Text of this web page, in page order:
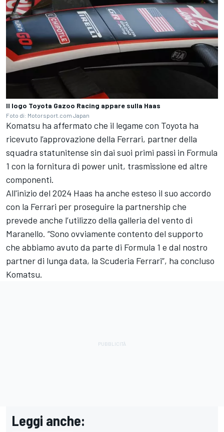
Il logo Toyota Gazoo Racing appare sulla Haas
Foto di: Motorsport.com Japan
Komatsu ha affermato che il legame con Toyota ha
ricevuto l’approvazione della Ferrari, partner della
squadra statunitense sin dai suoi primi passi in Formula
1 con la fornitura di power unit, trasmissione ed altre
componenti.
All'inizio del 2024 Haas ha anche esteso il suo accordo
con la Ferrari per proseguire la partnership che
prevede anche l’utilizzo della galleria del vento di
Maranello. “Sono ovviamente contento del supporto
che abbiamo avuto da parte di Formula 1 e dal nostro
partner di lunga data, la Scuderia Ferrari”, ha concluso
Komatsu.
Leggi anche: